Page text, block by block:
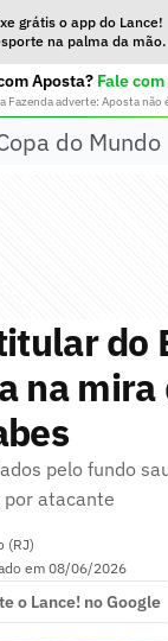
grátis o app do Lance!
na palma da mão.
Aposta? Fale
Fazenda adverte: Aposta não
do Mundo
do
na mira
pelo fundo
atacante
(RJ)
em 08/06/2026
o Lance! no Google